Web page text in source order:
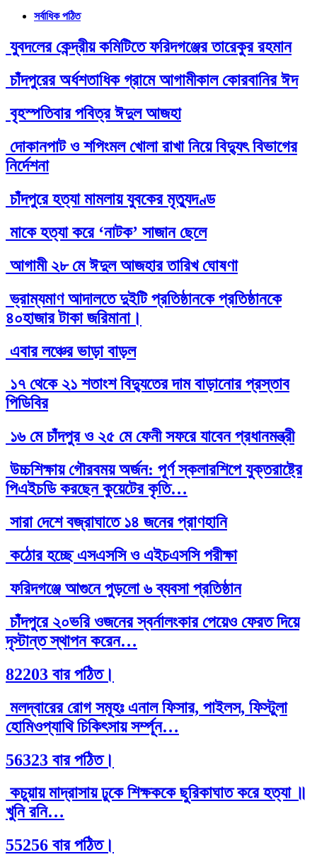
সর্বাধিক পঠিত
যুবদলের কেন্দ্রীয় কমিটিতে ফরিদগঞ্জের তারেকুর রহমান
চাঁদপুরের অর্ধশতাধিক গ্রামে আগামীকাল কোরবানির ঈদ
বৃহস্পতিবার পবিত্র ঈদুল আজহা
দোকানপাট ও শপিংমল খোলা রাখা নিয়ে বিদ্যুৎ বিভাগের
নির্দেশনা
চাঁদপুরে হত্যা মামলায় যুবকের মৃত্যুদণ্ড
মাকে হত্যা করে ‘নাটক’ সাজান ছেলে
আগামী ২৮ মে ঈদুল আজহার তারিখ ঘোষণা
ভ্রাম্যমাণ আদালতে দুইটি প্রতিষ্ঠানকে প্রতিষ্ঠানকে
৪০হাজার টাকা জরিমানা।
এবার লঞ্চের ভাড়া বাড়ল
১৭ থেকে ২১ শতাংশ বিদ্যুতের দাম বাড়ানোর প্রস্তাব
পিডিবির
১৬ মে চাঁদপুর ও ২৫ মে ফেনী সফরে যাবেন প্রধানমন্ত্রী
উচ্চশিক্ষায় গৌরবময় অর্জন: পূর্ণ স্কলারশিপে যুক্তরাষ্ট্রে
পিএইচডি করছেন কুয়েটের কৃতি…
সারা দেশে বজ্রাঘাতে ১৪ জনের প্রাণহানি
কঠোর হচ্ছে এসএসসি ও এইচএসসি পরীক্ষা
ফরিদগঞ্জে আগুনে পুড়লো ৬ ব্যবসা প্রতিষ্ঠান
চাঁদপুরে ২০ভরি ওজনের স্বর্নালংকার পেয়েও ফেরত দিয়ে
দৃস্টান্ত স্থাপন করেন…
82203 বার পঠিত।
মলদ্বারের রোগ সমূহঃ এনাল ফিসার, পাইলস, ফিস্টুলা
হোমিওপ্যাথি চিকিৎসায় সর্ম্পূন…
56323 বার পঠিত।
কচুয়ায় মাদ্রাসায় ঢুকে শিক্ষককে ছুরিকাঘাত করে হত্যা ॥
খুনি রনি…
55256 বার পঠিত।